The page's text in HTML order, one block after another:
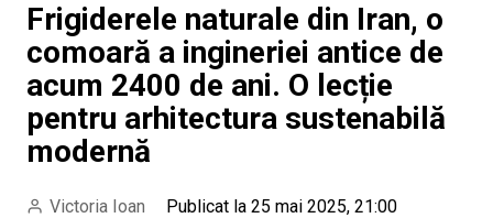
Frigiderele naturale din Iran, o
comoară a ingineriei antice de
acum 2400 de ani. O lecție
pentru arhitectura sustenabilă
modernă
Victoria Ioan Publicat la 25 mai 2025, 21:00